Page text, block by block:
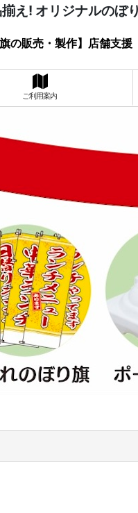
え! オリジナルのぼ
旗の販売・製作】店舗
ご利用案内